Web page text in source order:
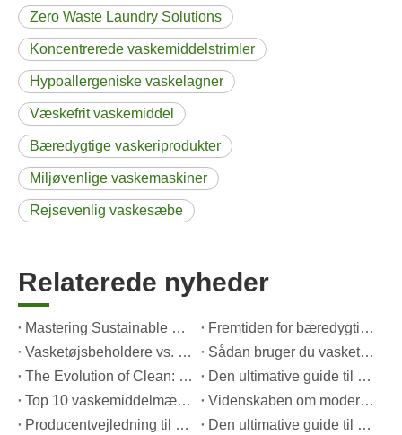
Zero Waste Laundry Solutions
Koncentrerede vaskemiddelstrimler
Hypoallergeniske vaskelagner
Væskefrit vaskemiddel
Bæredygtige vaskeriprodukter
Miljøvenlige vaskemaskiner
Rejsevenlig vaskesæbe
Relaterede nyheder
Mastering Sustainable Clean: The Expert's Guide to Eco Laundry Detergent Sheets
Fremtiden for bæredygtig rengøring: Hvorfor genfyldningsbutikker omfavner udpakkede vasketøjsark
Vasketøjsbeholdere vs. flydende vaskemiddel: Hvilket er det rigtige valg til dit vasketøj?
Sådan bruger du vasketøjspuder korrekt: Ekspertindsigt fra en førende producent af vasketøjspuder i Kina
The Evolution of Clean: Hvorfor højtydende vasketøjsposer definerer den globale fremtid for stofpleje
Den ultimative guide til vaskepuljer: Ekspertindsigt om sikkerhed, videnskab og maksimering af rengøringskraft
Top 10 vaskemiddelmærker i verden (2026) – og hvordan OEM/Private Label-mærker kan konkurrere
Videnskaben om moderne stofpleje: En professionel guide til vaskepuder, blødgøringsmidler og farvefangere
Producentvejledning til OEM-vaskeposer: Sådan udvikler vi sikrere, højtydende vaskemiddelpuder til globale mærker
Den ultimative guide til effektiv brug af vaskepuljer: Indsigt fra en førende OEM-producent